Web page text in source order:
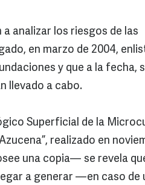
analizar los riesgos de las
en marzo de 2004,
y que a la fecha,
llevado a cabo.
Superficial de la
realizado en
una copia— se revela
a generar —en caso de